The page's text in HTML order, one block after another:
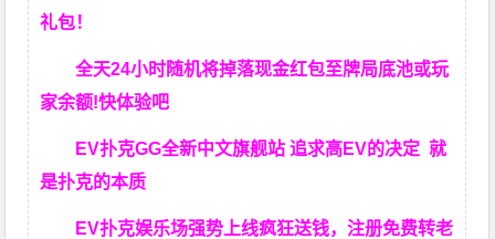
礼包！
全天24小时随机将掉落现金红包至牌局底池或玩
家余额!快体验吧
EV扑克GG全新中文旗舰站 追求高EV的决定就
是扑克的本质
EV扑克娱乐场强势上线疯狂送钱，注册免费转老